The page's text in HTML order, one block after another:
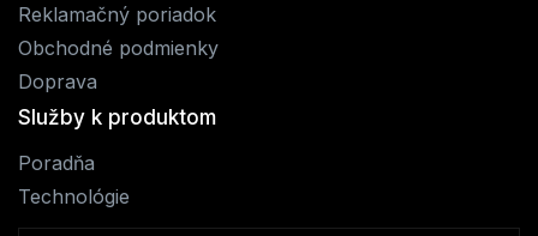
Reklamačný poriadok
Obchodné podmienky
Doprava
Služby k produktom
Poradňa
Technológie